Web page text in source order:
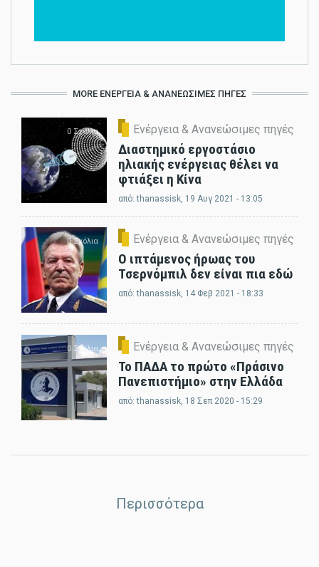
MORE ΕΝΈΡΓΕΙΑ & ΑΝΑΝΕΏΣΙΜΕΣ ΠΗΓΈΣ
0 Σχόλια Ενέργεια & Ανανεώσιμες πηγές
Διαστημικό εργοστάσιο
ηλιακής ενέργειας θέλει να
φτιάξει η Κίνα
από:thanassisk , 19 Αυγ 2021 - 13:05
0 Σχόλια Ενέργεια & Ανανεώσιμες πηγές
Ο ιπτάμενος ήρωας του
Τσερνόμπιλ δεν είναι πια εδώ
από:thanassisk , 14 Φεβ 2021 - 18:33
0 Σχόλια Ενέργεια & Ανανεώσιμες πηγές
Το ΠΑΔΑ το πρώτο «Πράσινο
Πανεπιστήμιο» στην Ελλάδα
από:thanassisk , 18 Σεπ 2020 - 15:29
Περισσότερα